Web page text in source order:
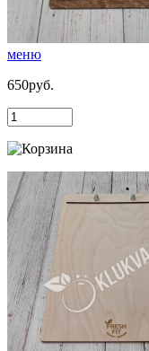
меню
650руб.